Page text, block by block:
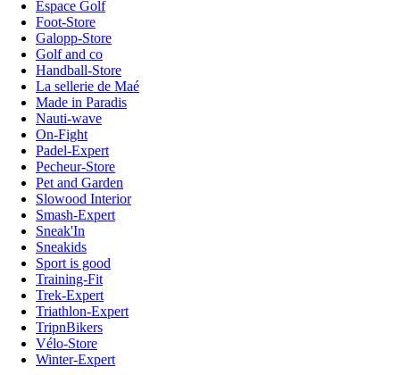
Espace Golf
Foot-Store
Galopp-Store
Golf and co
Handball-Store
La sellerie de Maé
Made in Paradis
Nauti-wave
On-Fight
Padel-Expert
Pecheur-Store
Pet and Garden
Slowood Interior
Smash-Expert
Sneak'In
Sneakids
Sport is good
Training-Fit
Trek-Expert
Triathlon-Expert
TripnBikers
Vélo-Store
Winter-Expert